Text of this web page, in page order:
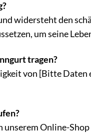
widersteht den
um seine
tragen?
von [Bitte
Online-